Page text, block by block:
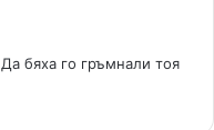
бяха го гръмнали тоя